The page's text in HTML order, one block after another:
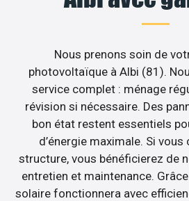
Nous prenons soin de
photovoltaïque à Albi (81).
service complet : ménage
révision si nécessaire. Des
bon état restent essentiels
d’énergie maximale. Si
structure, vous bénéficierez de
entretien et maintenance.
solaire fonctionnera avec